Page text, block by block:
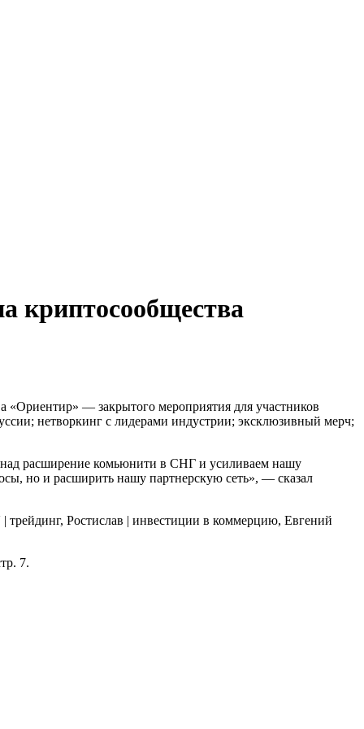
криптосообщества
— закрытого мероприятия для участников
нетворкинг с лидерами индустрии; эксклюзивный мерч;
расширение комьюнити в СНГ и усиливаем нашу
но и расширить нашу партнерскую сеть», — сказал
Ростислав | инвестиции в коммерцию, Евгений
7.